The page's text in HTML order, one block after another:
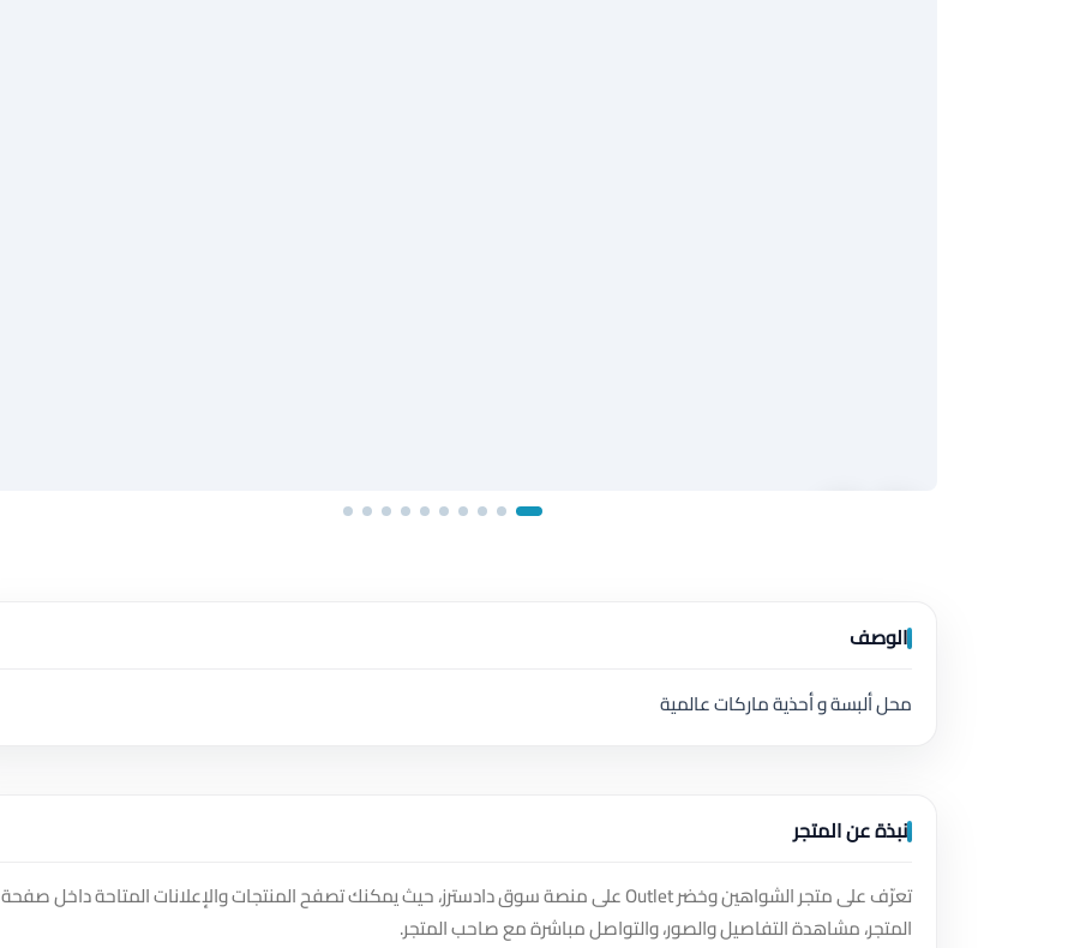
الوصف
محل ألبسة و أحذية ماركات عالمية
نبذة عن المتجر
تعرّف على متجر الشواهين وخضر Outlet على منصة سوق دادسترز، حيث يمكنك تصفح المنتجات والإعلانات المتاحة داخل صفحة
المتجر، مشاهدة التفاصيل والصور، والتواصل مباشرة مع صاحب المتجر.